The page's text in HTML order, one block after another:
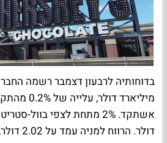
מיליארד
דולר.